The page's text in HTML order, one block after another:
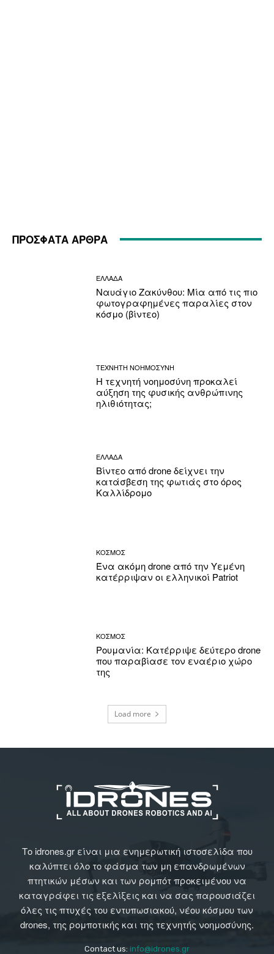
ΠΡΟΣΦΑΤΑ ΑΡΘΡΑ
ΕΛΛΑΔΑ
Ναυάγιο Ζακύνθου: Μία από τις πιο
φωτογραφημένες παραλίες στον
κόσμο (βίντεο)
ΤΕΧΝΗΤΗ ΝΟΗΜΟΣΥΝΗ
Η τεχνητή νοημοσύνη προκαλεί
αύξηση της φυσικής ανθρώπινης
ηλιθιότητας;
ΕΛΛΑΔΑ
Βίντεο από drone δείχνει την
κατάσβεση της φωτιάς στο όρος
Καλλίδρομο
ΚΟΣΜΟΣ
Ένα ακόμη drone από την Υεμένη
κατέρριψαν οι ελληνικοί Patriot
ΚΟΣΜΟΣ
Ρουμανία: Κατέρριψε δεύτερο drone
που παραβίασε τον εναέριο χώρο
της
Load more
Το idrones.gr είναι μια ενημερωτική ιστοσελίδα που
καλύπτει όλο το φάσμα των μη επανδρωμένων
πτητικών μέσων και των ρομπότ προκειμένου να
καταγράφει τις εξελίξεις και να σας παρουσιάζει
όλες τις πτυχές του εντυπωσιακού, νέου κόσμου των
drones, της ρομποτικής και της τεχνητής νοημοσύνης.
Contact us: info@idrones.gr